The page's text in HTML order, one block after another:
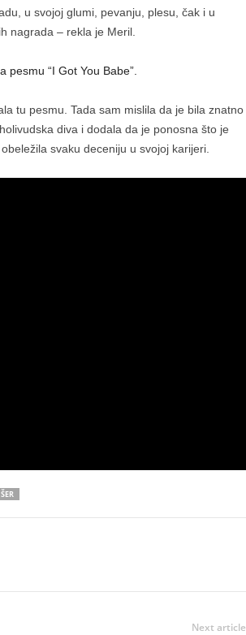
u svojoj glumi, pevanju, plesu, čak i u
nagrada – rekla je Meril.
“I Got You Babe”.
tu pesmu. Tada sam mislila da je bila znatno
diva i dodala da je ponosna što je
svaku deceniju u svojoj karijeri.
ŠER
Next article